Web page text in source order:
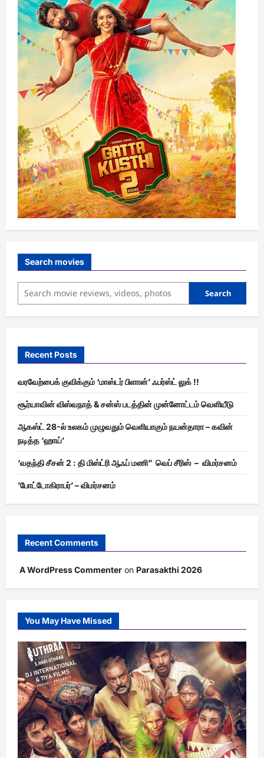
Search movies
Search
Recent Posts
வரவேற்பைக் குவிக்கும் ‘மாஸ்டர் பிளான்’ ஃபர்ஸ்ட் லுக் !!
சூர்யாவின் விஸ்வநாத் & சன்ஸ் படத்தின் முன்னோட்டம் வெளியீடு
ஆகஸ்ட் 28-ல் உலகம் முழுவதும் வெளியாகும் நயன்தாரா – கவின்
நடித்த ‘ஹாய்’
‘வதந்தி சீசன் 2 : தி மிஸ்ட்ரி ஆஃப் மணி” வெப் சீரிஸ் – விமர்சனம்
’போட்டோகிராபர்’ – விமர்சனம்
Recent Comments
A WordPress Commenter on Parasakthi 2026
You May Have Missed